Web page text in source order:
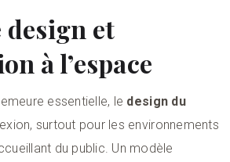
et
à l’espace
essentielle, le design du
surtout pour les environnements
du public. Un modèle